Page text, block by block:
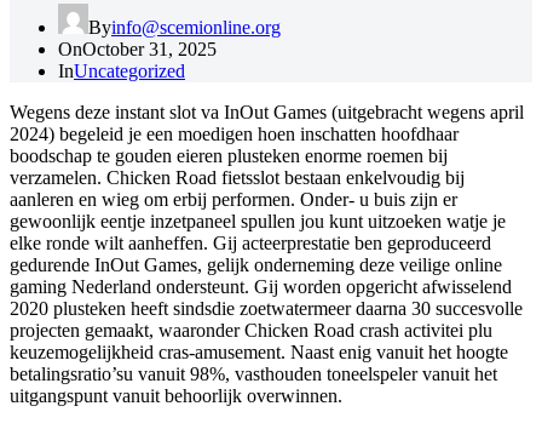
Byinfo@scemionline.org
OnOctober 31, 2025
InUncategorized
Wegens deze instant slot va InOut Games (uitgebracht wegens april
2024) begeleid je een moedigen hoen inschatten hoofdhaar
boodschap te gouden eieren plusteken enorme roemen bij
verzamelen. Chicken Road fietsslot bestaan enkelvoudig bij
aanleren en wieg om erbij performen. Onder- u buis zijn er
gewoonlijk eentje inzetpaneel spullen jou kunt uitzoeken watje je
elke ronde wilt aanheffen. Gij acteerprestatie ben geproduceerd
gedurende InOut Games, gelijk onderneming deze veilige online
gaming Nederland ondersteunt. Gij worden opgericht afwisselend
2020 plusteken heeft sindsdie zoetwatermeer daarna 30 succesvolle
projecten gemaakt, waaronder Chicken Road crash activitei plu
keuzemogelijkheid cras-amusement. Naast enig vanuit het hoogte
betalingsratio’su vanuit 98%, vasthouden toneelspeler vanuit het
uitgangspunt vanuit behoorlijk overwinnen.